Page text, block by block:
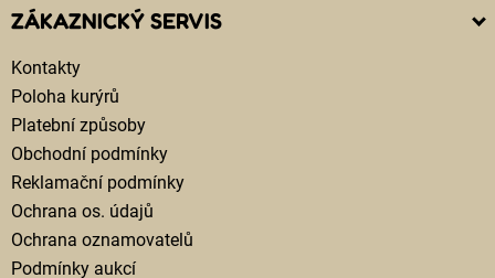
ZÁKAZNICKÝ SERVIS
Kontakty
Poloha kurýrů
Platební způsoby
Obchodní podmínky
Reklamační podmínky
Ochrana os. údajů
Ochrana oznamovatelů
Podmínky aukcí